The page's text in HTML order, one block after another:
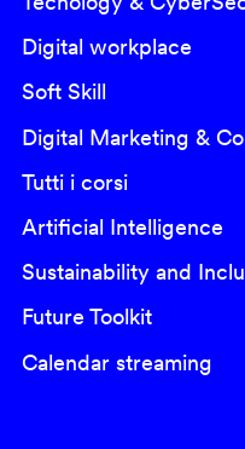
Digital workplace
Soft Skill
Digital Marketing &
Tutti i corsi
Artificial Intelligence
Sustainability and
Future Toolkit
Calendar streaming